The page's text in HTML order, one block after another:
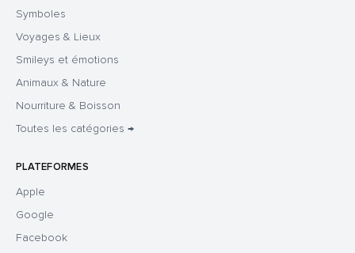
Symboles
Voyages & Lieux
Smileys et émotions
Animaux & Nature
Nourriture & Boisson
Toutes les catégories →
PLATEFORMES
Apple
Google
Facebook